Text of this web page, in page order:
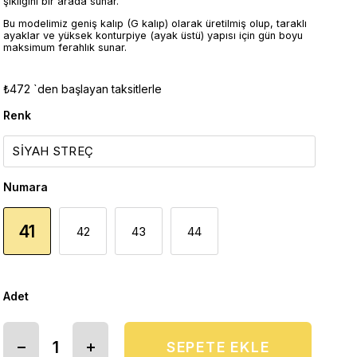
Bu modelimiz geniş kalıp (G kalıp) olarak üretilmiş olup, taraklı
ayaklar ve yüksek konturpiye (ayak üstü) yapısı için gün boyu
maksimum ferahlık sunar.
₺472 `den başlayan taksitlerle
Renk
Numara
41 42 43 44
Adet